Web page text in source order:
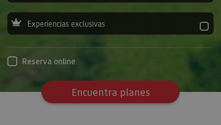
Experiencias exclusivas
Reserva online
Encuentra planes